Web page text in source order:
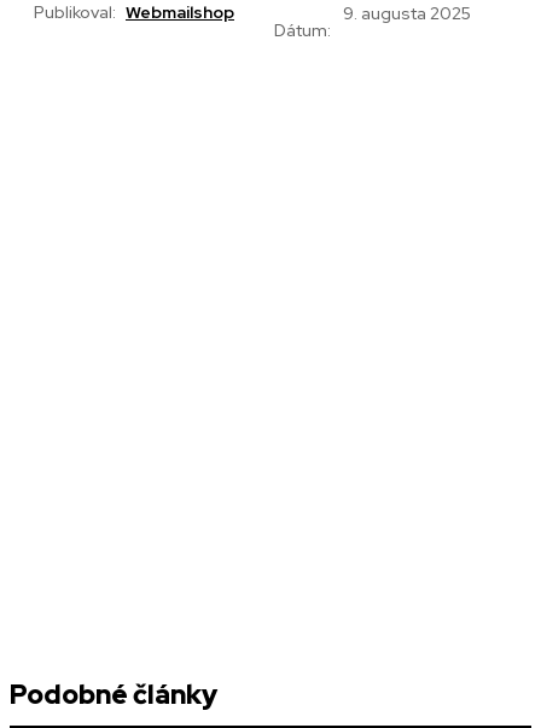
Publikoval: Webmailshop
Dátum:
9. augusta 2025
Podobné články